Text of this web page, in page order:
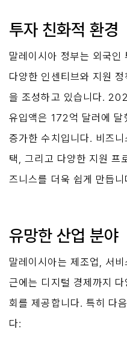
투자 친화적 환경
말레이시아 정부는 외국인
다양한 인센티브와 지원
을 조성하고 있습니다.
유입액은 172억 달러에
증가한 수치입니다. 비즈
택, 그리고 다양한 지원 프
즈니스를 더욱 쉽게 만듭니
유망한 산업 분야
말레이시아는 제조업, 서
근에는 디지털 경제까지
회를 제공합니다. 특히 다
다: